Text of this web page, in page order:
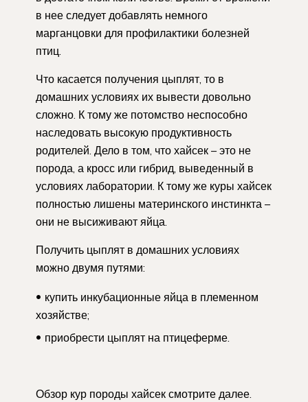
в нее следует добавлять немного
марганцовки для профилактики болезней
птиц.
Что касается получения цыплят, то в
домашних условиях их вывести довольно
сложно. К тому же потомство неспособно
наследовать высокую продуктивность
родителей. Дело в том, что хайсек – это не
порода, а кросс или гибрид, выведенный в
условиях лаборатории. К тому же куры хайсек
полностью лишены материнского инстинкта –
они не высиживают яйца.
Получить цыплят в домашних условиях
можно двумя путями:
купить инкубационные яйца в племенном
хозяйстве;
приобрести цыплят на птицеферме.
Обзор кур породы хайсек смотрите далее.